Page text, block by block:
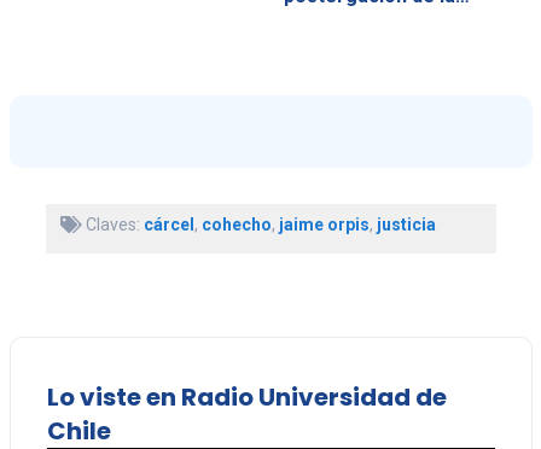
Claves: cárcel, cohecho, jaime orpis, justicia
Lo viste en Radio Universidad de
Chile